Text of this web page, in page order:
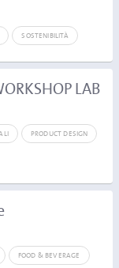
SOSTENIBILITÀ
LAB
PRODUCT DESIGN
FOOD & BEVERAGE